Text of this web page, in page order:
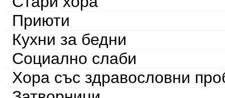
Приюти
Кухни за бедни
Социално слаби
Хора със здравословни